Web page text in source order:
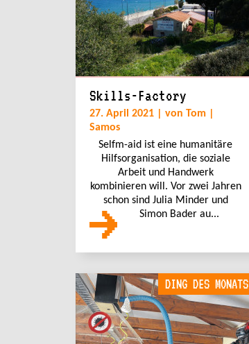
Skills-Factory
27. April 2021 | von Tom |
Samos
Selfm-aid ist eine humanitäre
Hilfsorganisation, die soziale
Arbeit und Handwerk
kombinieren will. Vor zwei Jahren
schon sind Julia Minder und
Simon Bader au...
DING DES MONATS